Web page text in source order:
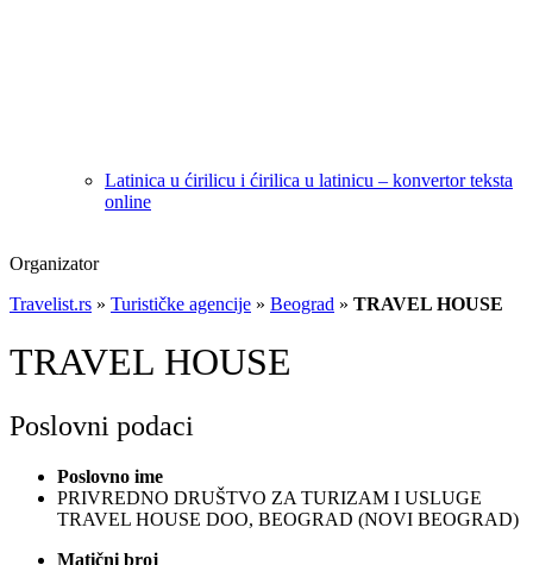
Latinica u ćirilicu i ćirilica u latinicu – konvertor teksta
online
Organizator
Travelist.rs » Turističke agencije » Beograd » TRAVEL HOUSE
TRAVEL HOUSE
Poslovni podaci
Poslovno ime
PRIVREDNO DRUŠTVO ZA TURIZAM I USLUGE
TRAVEL HOUSE DOO, BEOGRAD (NOVI BEOGRAD)
Matični broj